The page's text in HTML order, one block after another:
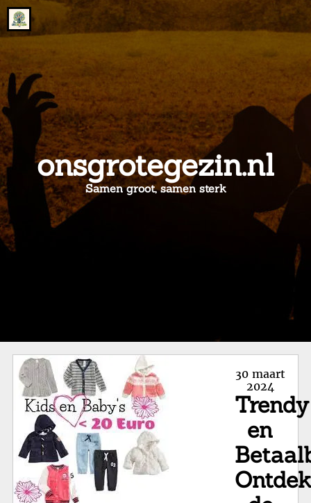
Go
to
the
home
of
onsgrotegezin.nl
onsgrotegezin.nl
Samen groot, samen sterk
Posted
on
30 maart
2024
Trendy
en
Ontdek